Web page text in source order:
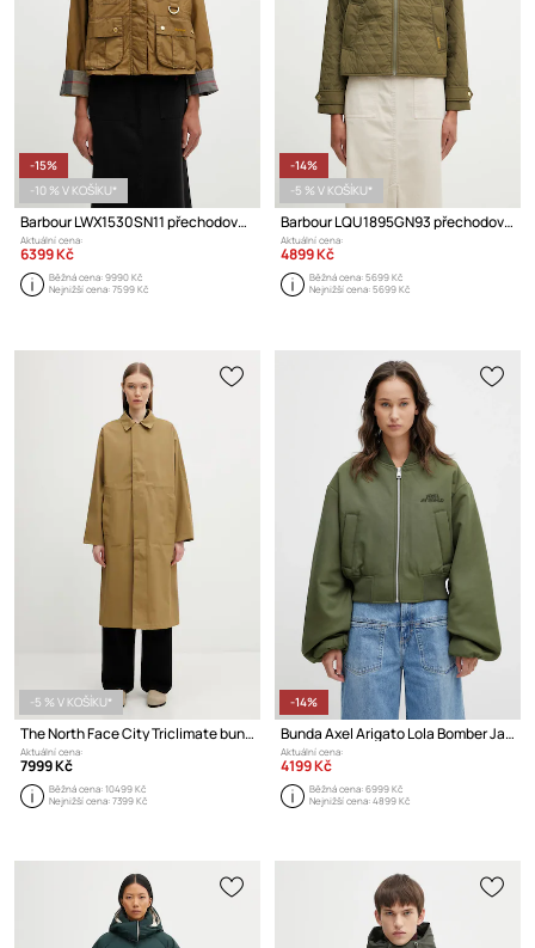
-15%
-10 % V KOŠÍKU*
Barbour LWX1530SN11 přechodová bunda dámská bavlněná
Aktuální cena:
6399 Kč
Běžná cena:9990 Kč
Nejnižší cena:7599 Kč
-14%
-5 % V KOŠÍKU*
Barbour LQU1895GN93 přechodová bunda dámská
Aktuální cena:
4899 Kč
Běžná cena:5699 Kč
Nejnižší cena:5699 Kč
-5 % V KOŠÍKU*
The North Face City Triclimate bunda dámská
Aktuální cena:
7999 Kč
Běžná cena:10499 Kč
Nejnižší cena:7399 Kč
-14%
Bunda Axel Arigato Lola Bomber Jacket
Aktuální cena:
4199 Kč
Běžná cena:6999 Kč
Nejnižší cena:4899 Kč